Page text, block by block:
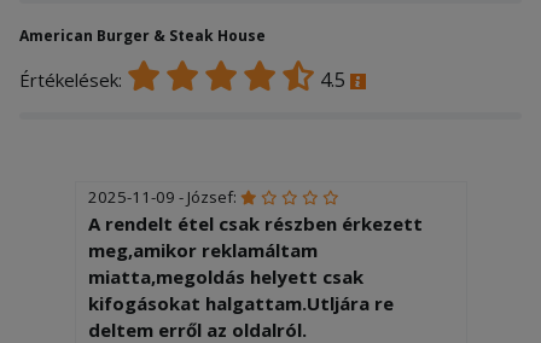
American Burger & Steak House
Értékelések: 4.5
2025-11-09 - József:
A rendelt étel csak részben érkezett
meg,amikor reklamáltam
miatta,megoldás helyett csak
kifogásokat halgattam.Utljára re
deltem erről az oldalról.